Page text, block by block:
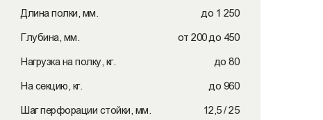
Длина полки, мм. до 1 250
Глубина, мм. от 200 до 450
Нагрузка на полку, кг. до 80
На секцию, кг. до 960
Шаг перфорации стойки, мм. 12,5 / 25